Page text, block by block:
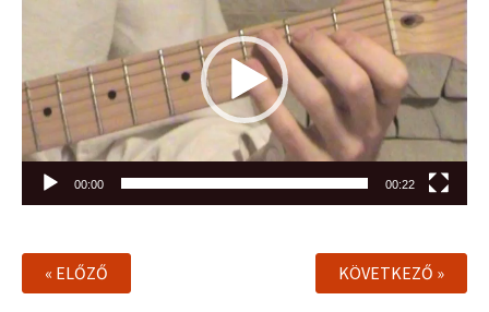
00:00 00:22
« ELŐZŐ KÖVETKEZŐ »